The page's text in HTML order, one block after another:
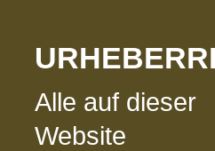
Alle auf dieser
Website